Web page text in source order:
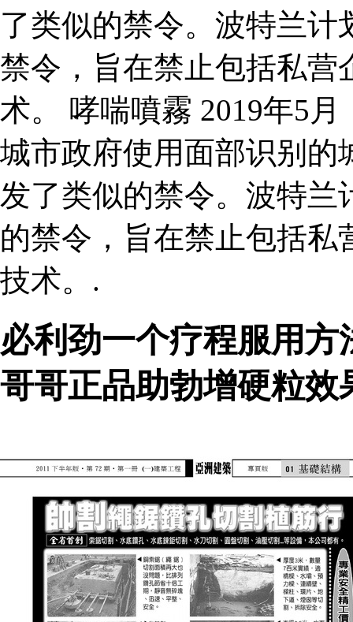
了类似的禁令。波特兰计
禁令，旨在禁止包括私营
术。 哮喘噴霧 2019年5
城市政府使用面部识别的
发了类似的禁令。波特兰
的禁令，旨在禁止包括
技术。.
必利劲一个疗程服用
哥哥正品助勃增硬粒效